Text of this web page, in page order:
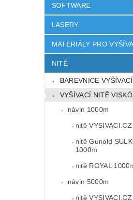
SOFTWARE
LASERY
MATERIÁLY PRO
NITĚ
BAREVNICE
VYŠÍVACÍ NITĚ
návin 1000m
nitě
nitě Gunold
1000m
nitě ROYAL
návin 5000m
nitě